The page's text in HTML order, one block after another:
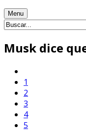
Menu
Musk dice
1
2
3
4
5